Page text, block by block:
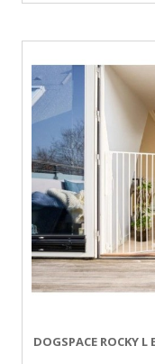
DOGSPACE ROCKY